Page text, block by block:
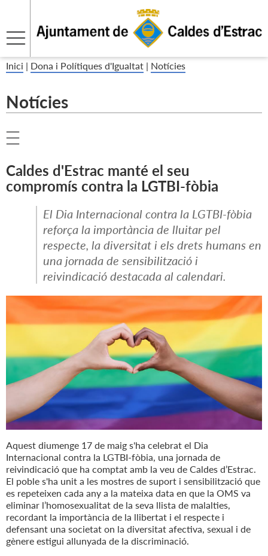
Inici | Dona i Polítiques d'Igualtat | Notícies
Notícies
Caldes d'Estrac manté el seu
compromís contra la LGTBI-fòbia
El Dia Internacional contra la LGTBI-fòbia
reforça la importància de lluitar pel
respecte, la diversitat i els drets humans en
una jornada de sensibilització i
reivindicació destacada al calendari.
Aquest diumenge 17 de maig s'ha celebrat el Dia
Internacional contra la LGTBI-fòbia, una jornada de
reivindicació que ha comptat amb la veu de Caldes d’Estrac.
El poble s'ha unit a les mostres de suport i sensibilització que
es repeteixen cada any a la mateixa data en que la OMS va
eliminar l’homosexualitat de la seva llista de malalties,
recordant la importància de la llibertat i el respecte i
defensant una societat on la diversitat afectiva, sexual i de
gènere estigui allunyada de la discriminació.